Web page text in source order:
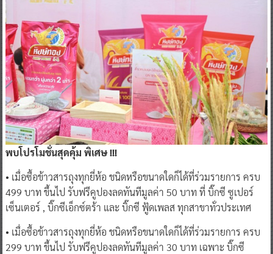
พบโปรโมชั่นสุดคุ้ม พิเศษ !!!
• เมื่อซื้อข้าวสารถุงทุกยี่ห้อ ชนิดหรือขนาดใดก็ได้ที่ร่วมรายการ ครบ
เซ็นเตอร์ , บิ๊กซีเอ็กซ์ตร้า และ บิ๊กซี ฟู้ดเพลส ทุกสาขาทั่วประเทศ
• เมื่อซื้อข้าวสารถุงทุกยี่ห้อ ชนิดหรือขนาดใดก็ได้ที่ร่วมรายการ ครบ
มาร์เก็ต และ บิ๊กซีมินิ ทุกสาขาทั่วประเทศ